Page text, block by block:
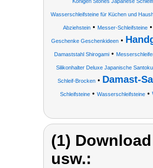
Wasserschleifsteine für Küchen und
Abziehstein• Messer-Schleifsteine
Geschenke Geschenkideen •
Damaststahl Shirogami•
Silikonhalter Deluxe Japanische
Schleif-Brocken • Damast-
Schleifsteine • Wasserschleifsteine •
(1)
usw.: